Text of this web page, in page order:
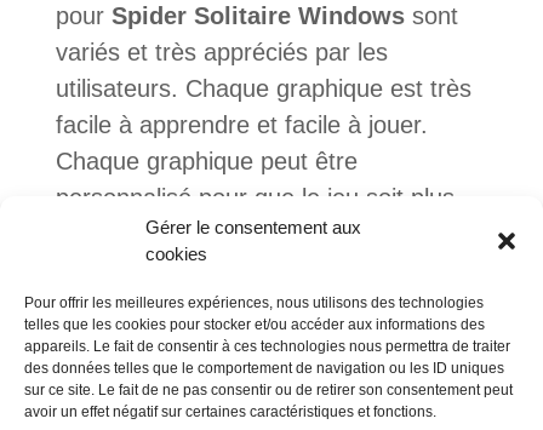
Gérer le consentement aux
cookies
Pour offrir les meilleures expériences, nous utilisons des technologies
telles que les cookies pour stocker et/ou accéder aux informations des
appareils. Le fait de consentir à ces technologies nous permettra de traiter
des données telles que le comportement de navigation ou les ID uniques
sur ce site. Le fait de ne pas consentir ou de retirer son consentement peut
avoir un effet négatif sur certaines caractéristiques et fonctions.
pour Spider Solitaire Windowssont
variés et très appréciés par les
utilisateurs. Chaque graphique est très
facile à apprendre et facile à jouer.
Chaque graphique peut être
personnalisé pour que le jeu soit plus
intéressant et divertissant. Les joueurs
convient le mieux et qui correspond à
leurs goûts. Microsoft offre aux joueurs
une variété de graphismes pour Spider
Solitaire Windows. Les joueurs peuvent